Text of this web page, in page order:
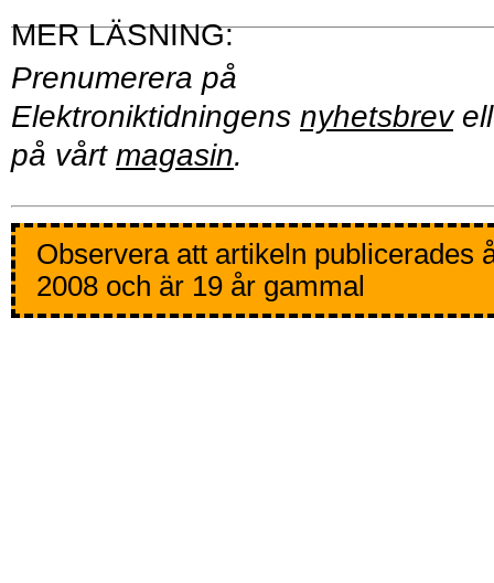
Prenumerera på
Elektroniktidningens nyhetsbrev
på vårt magasin.
Observera att artikeln publicerades
2008 och är 19 år gammal